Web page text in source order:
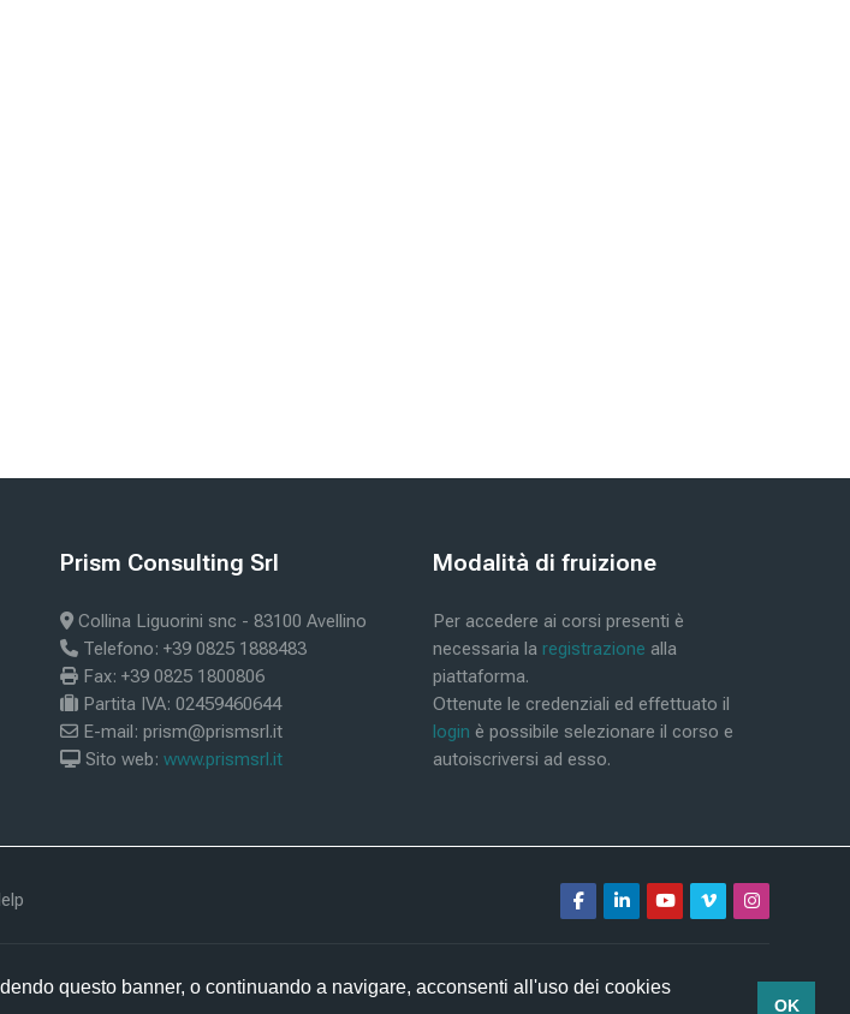
questo banner, o continuando a navigare, acconsenti all'uso dei cookies
OK
Blocos
Ignorar Prism Consulting Srl
Prism Consulting Srl
Collina Liguorini snc - 83100 Avellino
Telefono: +39 0825 1888483
Fax: +39 0825 1800806
Partita IVA: 02459460644
E-mail: prism@prismsrl.it
Sito web: www.prismsrl.it
Blocos
Ignorar Modalità di fruizione
Modalità di fruizione
Per accedere ai corsi presenti è
necessaria la registrazione alla
piattaforma.
Ottenute le credenziali ed effettuato il
login è possibile selezionare il corso e
autoiscriversi ad esso.